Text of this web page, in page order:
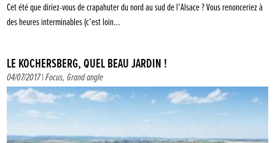
Cet été que diriez-vous de crapahuter du nord au sud de l’Alsace ? Vous renonceriez à
des heures interminables (c’est loin…
LE KOCHERSBERG, QUEL BEAU JARDIN !
04/07/2017 |Focus,Grand angle